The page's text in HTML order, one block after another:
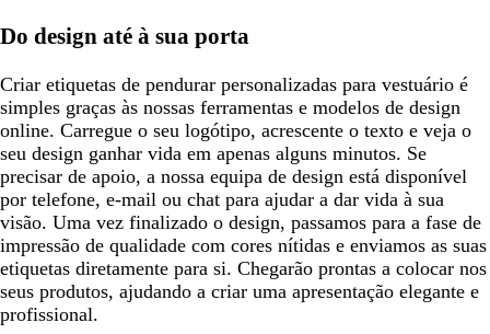
Do design até à sua porta
Criar etiquetas de pendurar personalizadas para vestuário é
simples graças às nossas ferramentas e modelos de design
online. Carregue o seu logótipo, acrescente o texto e veja o
seu design ganhar vida em apenas alguns minutos. Se
precisar de apoio, a nossa equipa de design está disponível
por telefone, e-mail ou chat para ajudar a dar vida à sua
visão. Uma vez finalizado o design, passamos para a fase de
impressão de qualidade com cores nítidas e enviamos as suas
etiquetas diretamente para si. Chegarão prontas a colocar nos
seus produtos, ajudando a criar uma apresentação elegante e
profissional.